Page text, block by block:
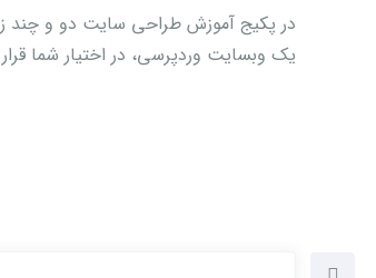
در پکیج آموزش طراحی سایت دو و چند
یک وبسایت وردپرسی، در اختیار شما